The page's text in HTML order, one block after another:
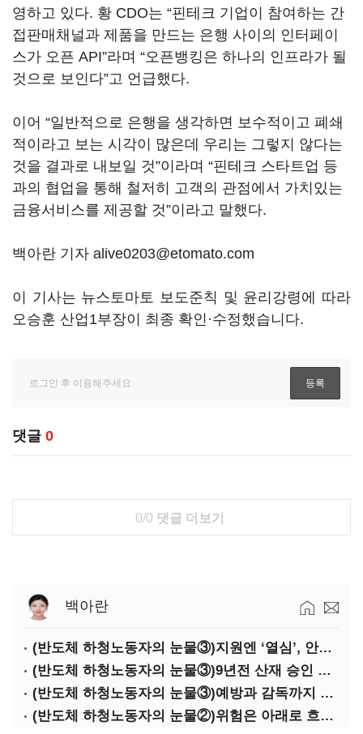
영하고 있다. 황 CDO는 “핀테크 기업이 참여하는 간
접판매채널과 제품을 만드는 은행 사이의 인터페이
스가 오픈 API”라며 “오픈뱅킹은 하나의 인프라가 될
것으로 보인다”고 언급했다.
이어 “일반적으로 은행을 생각하면 보수적이고 폐쇄
적이라고 보는 시각이 많은데 우리는 그렇지 않다는
것을 결과로 내보일 것”이라며 “핀테크 스타트업 등
과의 협업을 통해 철저히 고객의 관점에서 가치있는
금융서비스를 제공할 것”이라고 말했다.
백아란 기자 alive0203@etomato.com
이 기사는 뉴스토마토 보도준칙 및 윤리강령에 따라
오승훈 산업1부장이 최종 확인·수정했습니다.
댓글 0
0/0 댓글 더보기
백아란
(반도체 하청노동자의 눈물③)지원엔 ‘열심’, 안전엔 ‘무심’
(반도체 하청노동자의 눈물③)9년전 산재 승인 간소화 제도…현장선 ‘문턱’ 여전
(반도체 하청노동자의 눈물③)예방과 감독까지 기업 책임
(반도체 하청노동자의 눈물②)위험은 아래로 흐른다